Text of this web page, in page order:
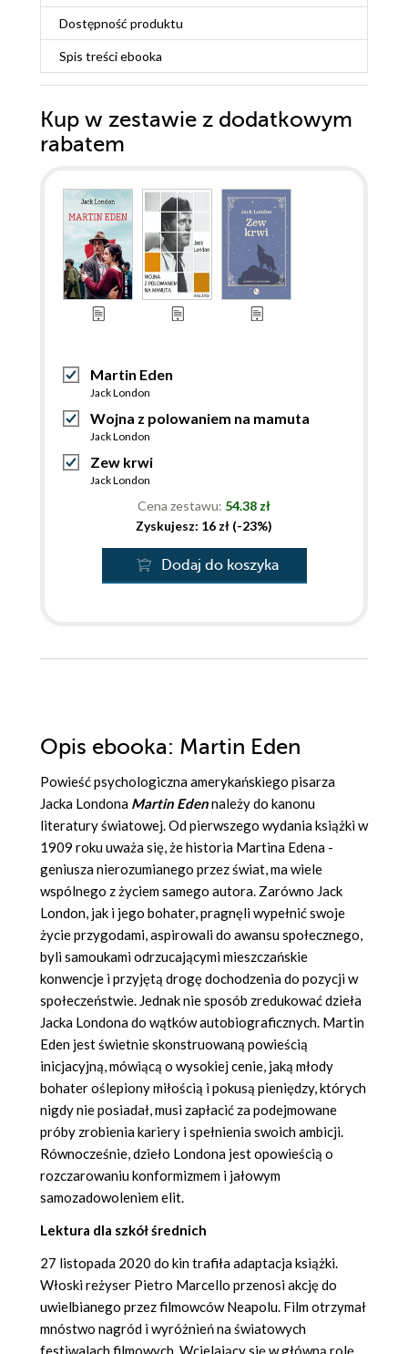
Dostępność produktu
Spis treściebooka
Kup w zestawie z dodatkowym
rabatem
Martin Eden
Jack London
Wojna z polowaniem na mamuta
Jack London
Zew krwi
Jack London
Cena zestawu: 54.38 zł
Zyskujesz: 16 zł (-23%)
Dodaj do koszyka
Opis ebooka: Martin Eden
Powieść psychologiczna amerykańskiego pisarza
Jacka Londona Martin Edennależy do kanonu
literatury światowej. Od pierwszego wydania książki w
1909 roku uważa się, że historia Martina Edena -
geniusza nierozumianego przez świat, ma wiele
wspólnego z życiem samego autora. Zarówno Jack
London, jak i jego bohater, pragnęli wypełnić swoje
życie przygodami, aspirowali do awansu społecznego,
byli samoukami odrzucającymi mieszczańskie
konwencje i przyjętą drogę dochodzenia do pozycji w
społeczeństwie. Jednak nie sposób zredukować dzieła
Jacka Londona do wątków autobiograficznych. Martin
Eden jest świetnie skonstruowaną powieścią
inicjacyjną, mówiącą o wysokiej cenie, jaką młody
bohater oślepiony miłością i pokusą pieniędzy, których
nigdy nie posiadał, musi zapłacić za podejmowane
próby zrobienia kariery i spełnienia swoich ambicji.
Równocześnie, dzieło Londona jest opowieścią o
rozczarowaniu konformizmem i jałowym
samozadowoleniem elit.
Lektura dla szkół średnich
27 listopada 2020 do kin trafiła adaptacja książki.
Włoski reżyser Pietro Marcello przenosi akcję do
uwielbianego przez filmowców Neapolu. Film otrzymał
mnóstwo nagród i wyróżnień na światowych
festiwalach filmowych. Wcielający się w główną rolę